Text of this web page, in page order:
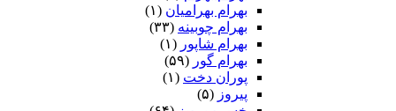
بهرام بهرامیان‏ (۱)
بهرام چوبینه (۳۳)
بهرام شاپور (۱)
بهرام گور (۵۹)
پوران دخت (۱)
پیروز (۵)